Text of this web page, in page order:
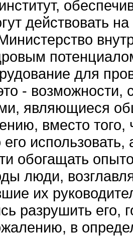
действовать
для
- возмож­ности,
являю­щиеся
вместо того,
обогащать
люди,
их
разрушить его,
в